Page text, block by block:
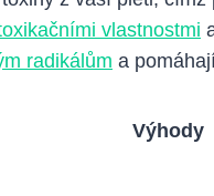
vlastnostmi
radikálům a
Výhody